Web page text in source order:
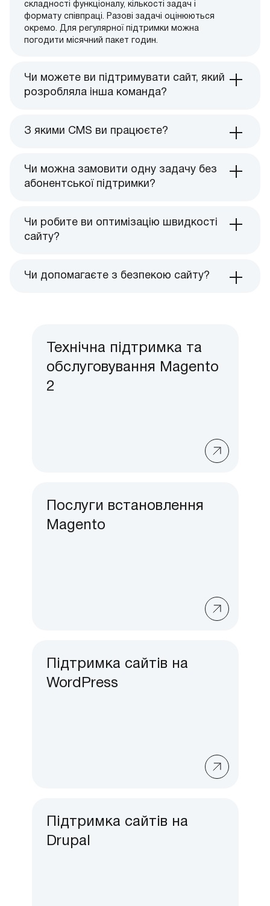
складності функціоналу, кількості задач і
формату співпраці. Разові задачі оцінюються
окремо. Для регулярної підтримки можна
погодити місячний пакет годин.
Чи можете ви підтримувати сайт, який
розробляла інша команда?
З якими CMS ви працюєте?
Чи можна замовити одну задачу без
абонентської підтримки?
Чи робите ви оптимізацію швидкості
сайту?
Чи допомагаєте з безпекою сайту?
Технічна підтримка та
обслуговування Magento
2
Послуги встановлення
Magento
Підтримка сайтів на
WordPress
Підтримка сайтів на
Drupal